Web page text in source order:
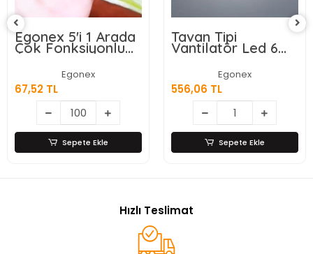
Egonex 5'i 1 Arada
Çok Fonksiyonlu
Meyve Sebze
Soyacağı, Jülyen
Dilimleyici ve Şişe
Açacağı – Ahşap
Saplı Paslanmaz
Çelik
Egonex
67,52 TL
Sepete Ekle
Tavan Tipi
Vantilatör Led 6
Kanatlı
Egonex
556,06 TL
Sepete Ekle
Hızlı Teslimat